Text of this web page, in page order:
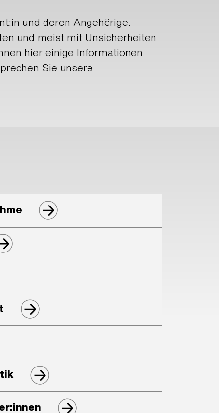
und deren Angehörige.
und meist mit Unsicherheiten
hier einige Informationen
Sie unsere